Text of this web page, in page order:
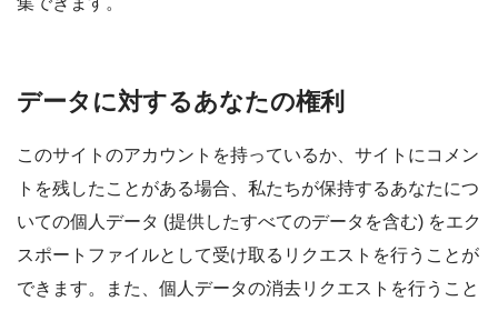
データに対するあなたの権利
このサイトのアカウントを持っているか、サイトにコメン
トを残したことがある場合、私たちが保持するあなたにつ
いての個人データ (提供したすべてのデータを含む) をエク
スポートファイルとして受け取るリクエストを行うことが
できます。また、個人データの消去リクエストを行うこと